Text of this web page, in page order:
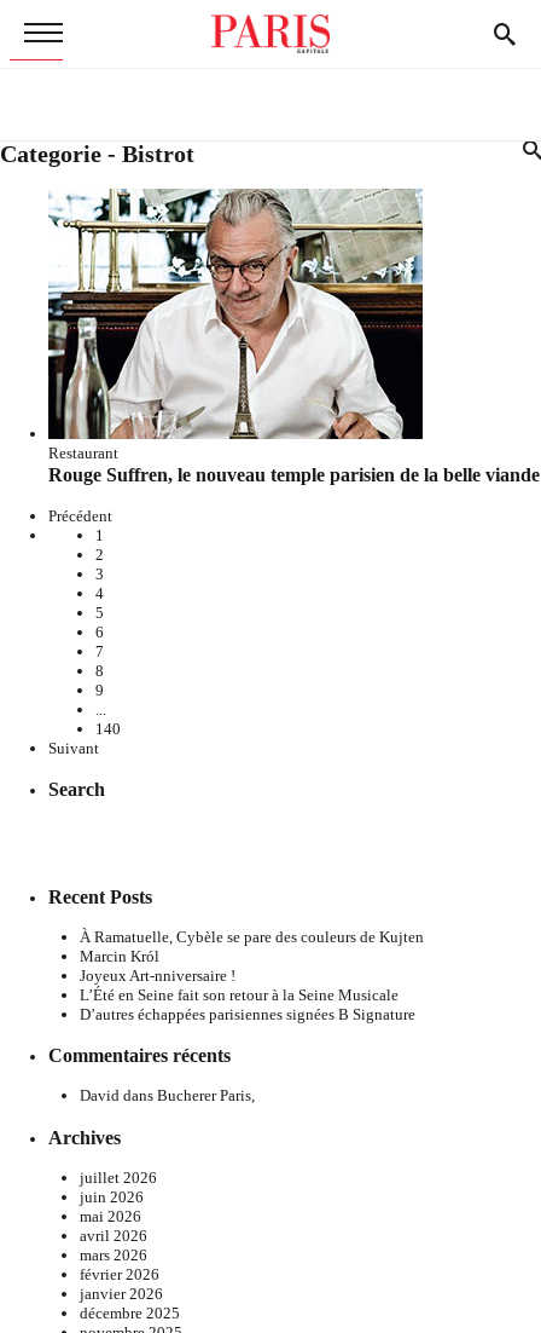
Categorie - Bistrot
Restaurant
Rouge Suffren, le nouveau temple parisien de la belle viande
Précédent
1
2
3
4
5
6
7
8
9
140
Suivant
Search
Recent Posts
À Ramatuelle, Cybèle se pare des couleurs de Kujten
Marcin Król
Joyeux Art-nniversaire !
L’Été en Seine fait son retour à la Seine Musicale
D’autres échappées parisiennes signées B Signature
Commentaires récents
David dans Bucherer Paris,
Archives
juillet 2026
juin 2026
mai 2026
avril 2026
mars 2026
février 2026
janvier 2026
décembre 2025